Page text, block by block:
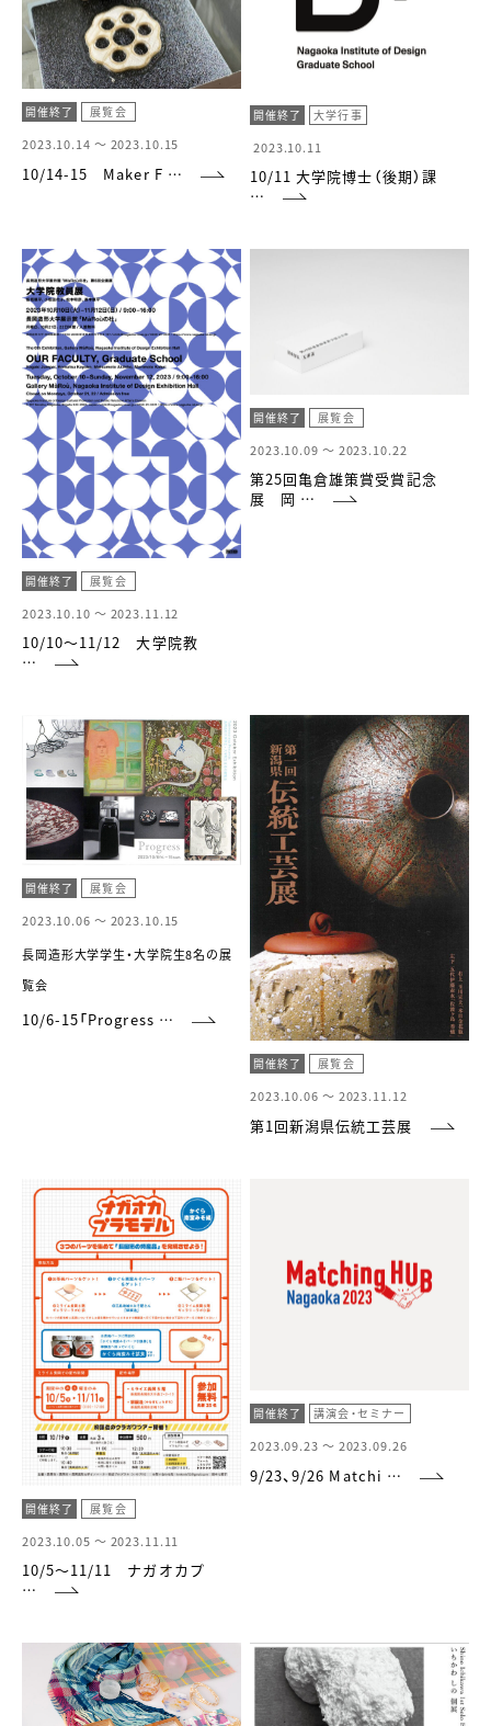
開催終了 展覧会
2023.10.14 ～ 2023.10.15
10/14-15 Maker F …
開催終了 大学行事
2023.10.11
10/11 大学院博士（後期）課
…
開催終了 展覧会
2023.10.10 ～ 2023.11.12
10/10～11/12 大学院教
…
開催終了 展覧会
2023.10.09 ～ 2023.10.22
第25回亀倉雄策賞受賞記念
展 岡 …
開催終了 展覧会
2023.10.06 ～ 2023.10.15
長岡造形大学学生・大学院生8名の展
覧会
10/6-15「Progress …
開催終了 展覧会
2023.10.06 ～ 2023.11.12
第1回新潟県伝統工芸展
開催終了 展覧会
2023.10.05 ～ 2023.11.11
10/5～11/11 ナガオカプ
…
開催終了 講演会・セミナー
2023.09.23 ～ 2023.09.26
9/23、9/26 Matchi …